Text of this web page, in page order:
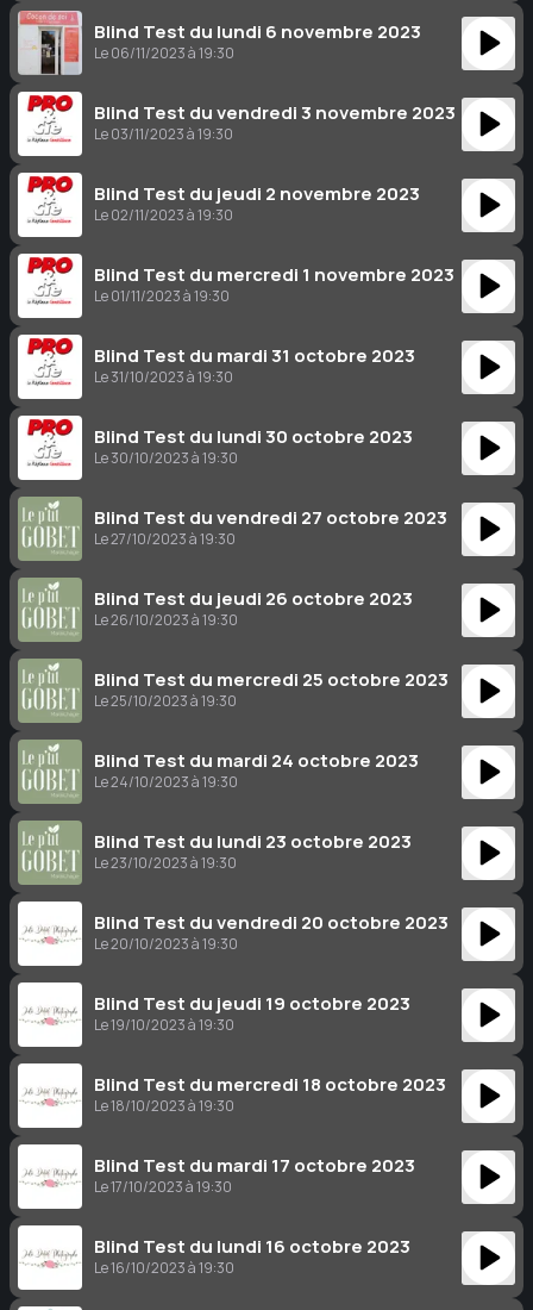
Blind Test du lundi 6 novembre 2023
Le 06/11/2023 à 19:30
Blind Test du vendredi 3 novembre 2023
Le 03/11/2023 à 19:30
Blind Test du jeudi 2 novembre 2023
Le 02/11/2023 à 19:30
Blind Test du mercredi 1 novembre 2023
Le 01/11/2023 à 19:30
Blind Test du mardi 31 octobre 2023
Le 31/10/2023 à 19:30
Blind Test du lundi 30 octobre 2023
Le 30/10/2023 à 19:30
Blind Test du vendredi 27 octobre 2023
Le 27/10/2023 à 19:30
Blind Test du jeudi 26 octobre 2023
Le 26/10/2023 à 19:30
Blind Test du mercredi 25 octobre 2023
Le 25/10/2023 à 19:30
Blind Test du mardi 24 octobre 2023
Le 24/10/2023 à 19:30
Blind Test du lundi 23 octobre 2023
Le 23/10/2023 à 19:30
Blind Test du vendredi 20 octobre 2023
Le 20/10/2023 à 19:30
Blind Test du jeudi 19 octobre 2023
Le 19/10/2023 à 19:30
Blind Test du mercredi 18 octobre 2023
Le 18/10/2023 à 19:30
Blind Test du mardi 17 octobre 2023
Le 17/10/2023 à 19:30
Blind Test du lundi 16 octobre 2023
Le 16/10/2023 à 19:30